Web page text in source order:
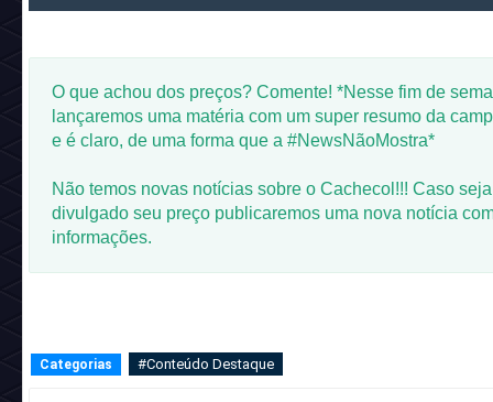
O que achou dos preços? Comente! *Nesse fim de
lançaremos uma matéria com um super resumo da
e é claro, de uma forma que a #NewsNãoMostra*
Não temos novas notícias sobre o Cachecol!!! Caso seja
divulgado seu preço publicaremos uma nova notícia
informações.
Categorias #Conteúdo Destaque